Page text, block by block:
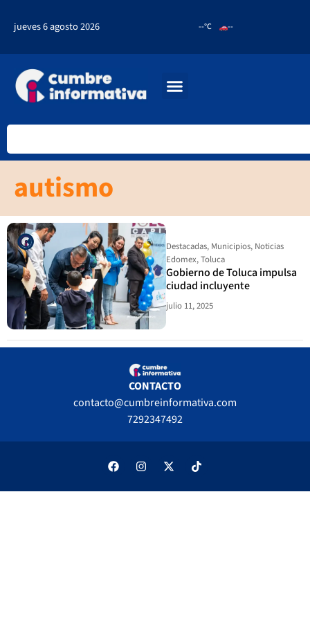
jueves 6 agosto 2026 --°C --
autismo
Destacadas, Municipios, Noticias
Edomex,Toluca
Gobierno de Toluca impulsa
ciudad incluyente
julio 11, 2025
CONTACTO
contacto@cumbreinformativa.com
7292347492